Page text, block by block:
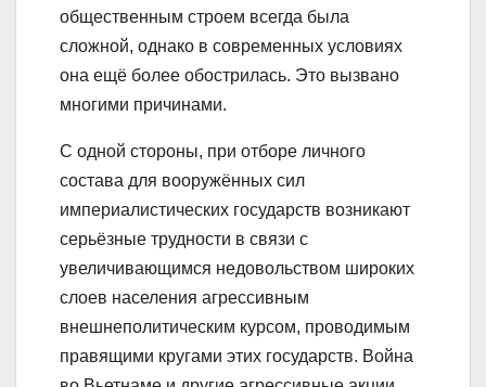
общественным строем всегда была
сложной, однако в современных условиях
она ещё более обострилась. Это вызвано
многими причинами.
С одной стороны, при отборе личного
состава для вооружённых сил
империалистических государств возникают
серьёзные трудности в связи с
увеличивающимся недовольством широких
слоев населения агрессивным
внешнеполитическим курсом, проводимым
правящими кругами этих государств. Война